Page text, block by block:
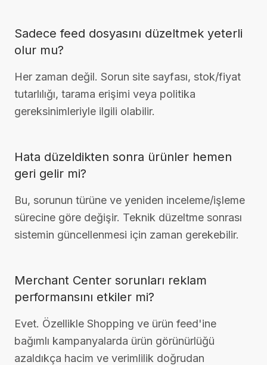
Sadece feed dosyasını düzeltmek yeterli
olur mu?
Her zaman değil. Sorun site sayfası, stok/fiyat
tutarlılığı, tarama erişimi veya politika
gereksinimleriyle ilgili olabilir.
Hata düzeldikten sonra ürünler hemen
geri gelir mi?
Bu, sorunun türüne ve yeniden inceleme/işleme
sürecine göre değişir. Teknik düzeltme sonrası
sistemin güncellenmesi için zaman gerekebilir.
Merchant Center sorunları reklam
performansını etkiler mi?
Evet. Özellikle Shopping ve ürün feed'ine
bağımlı kampanyalarda ürün görünürlüğü
azaldıkça hacim ve verimlilik doğrudan